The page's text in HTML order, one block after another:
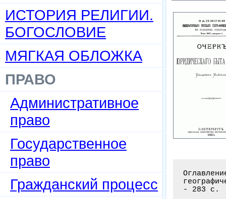
ИСТОРИЯ РЕЛИГИИ.
БОГОСЛОВИЕ
МЯГКАЯ ОБЛОЖКА
ПРАВО
Административное
право
Государственное
право
Гражданский процесс
- 283 с.